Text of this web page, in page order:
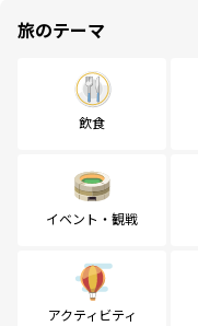
旅のテーマ
飲食
イベント・観戦
アクティビティ